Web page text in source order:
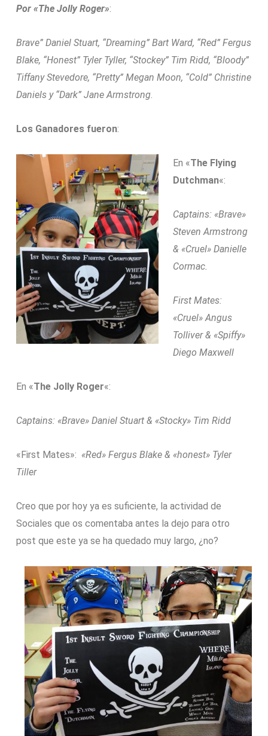
Por «The Jolly Roger»:
Brave” Daniel Stuart, “Dreaming” Bart Ward, “Red” Fergus
Blake, “Honest” Tyler Tyller, “Stockey” Tim Ridd, “Bloody”
Tiffany Stevedore, “Pretty” Megan Moon, “Cold” Christine
Daniels y “Dark” Jane Armstrong
Los Ganadores fueron:
En «The Flying
Dutchman«:
Captains: «Brave»
Steven Armstrong
& «Cruel» Danielle
Cormac.
First Mates:
«Cruel» Angus
Tolliver & «Spiffy»
Diego Maxwell
En «The Jolly Roger«:
Captains: «Brave» Daniel Stuart & «Stocky» Tim Ridd
«First Mates»: «Red» Fergus Blake & «honest» Tyler
Tiller
Creo que por hoy ya es suficiente, la actividad de
Sociales que os comentaba antes la dejo para otro
post que este ya se ha quedado muy largo, ¿no?